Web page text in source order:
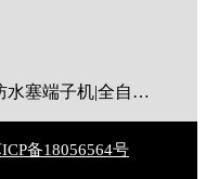
全自动穿胶壳端子机|全自动穿防水塞端子机|全自动穿热缩管端子机|全自动穿护套端子机|全自动穿号码管端子机|全自动端子机|全自动穿防水栓端子机|端子压着机|端子压接机|静音端子机|多芯线端子机|护套线端子机|全自动排线端子机|新能源大平方压接机|电脑剥线机|自动剥线机|裁线机|剥线机
备18056564号